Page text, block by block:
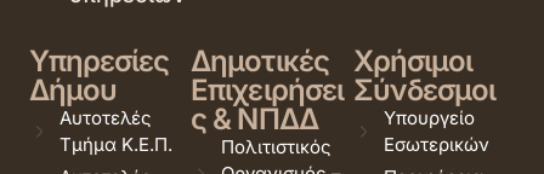
Υπηρεσίες
Δήμου
Αυτοτελές
Τμήμα Κ.Ε.Π.
Δημοτικές
Επιχειρήσει
ς & ΝΠΔΔ
Πολιτιστικός
Χρήσιμοι
Σύνδεσμοι
Υπουργείο
Εσωτερικών